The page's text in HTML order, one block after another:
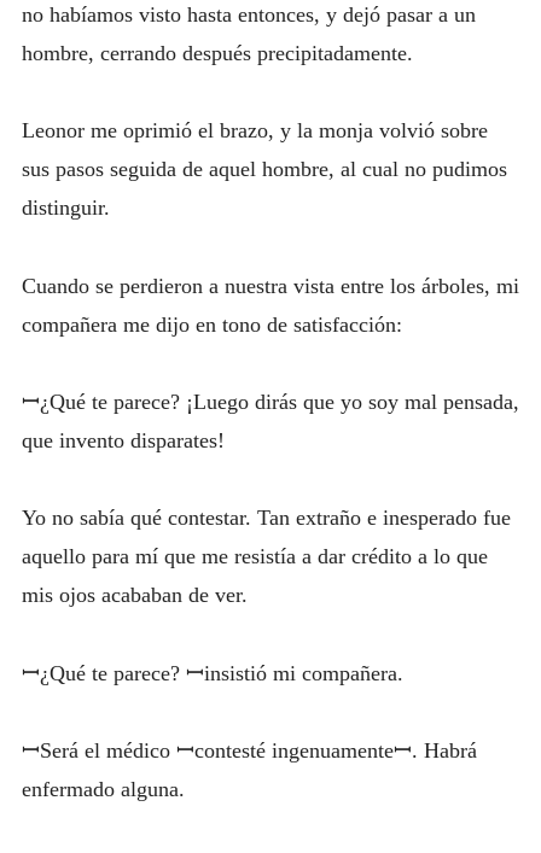
no habíamos visto hasta entonces, y dejó pasar a un
hombre, cerrando después precipitadamente.
Leonor me oprimió el brazo, y la monja volvió sobre
sus pasos seguida de aquel hombre, al cual no pudimos
distinguir.
Cuando se perdieron a nuestra vista entre los árboles, mi
compañera me dijo en tono de satisfacción:
ꟷ¿Qué te parece? ¡Luego dirás que yo soy mal pensada,
que invento disparates!
Yo no sabía qué contestar. Tan extraño e inesperado fue
aquello para mí que me resistía a dar crédito a lo que
mis ojos acababan de ver.
ꟷ¿Qué te parece? ꟷinsistió mi compañera.
ꟷSerá el médico ꟷcontesté ingenuamenteꟷ. Habrá
enfermado alguna.